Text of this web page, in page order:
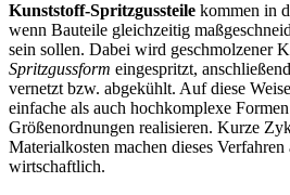
Kunststoff-Spritzgussteile kommen in
wenn Bauteile gleichzeitig
sein sollen. Dabei wird geschmolzener
Spritzgussform eingespritzt,
vernetzt bzw. abgekühlt. Auf diese
einfache als auch hochkomplexe
Größenordnungen realisieren. Kurze
Materialkosten machen dieses
wirtschaftlich.